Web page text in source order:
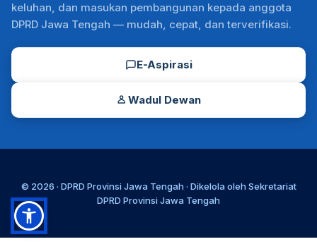
keluhan, dan masukan pembangunan kepada anggota
DPRD Jawa Tengah — mudah, cepat, dan terverifikasi.
E-Aspirasi
Wadul Dewan
© 2026 · DPRD Provinsi Jawa Tengah · Dikelola oleh Sekretariat
DPRD Provinsi Jawa Tengah